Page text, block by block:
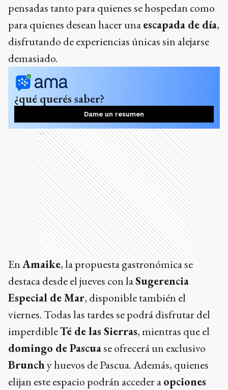
pensadas tanto para quienes se hospedan como
para quienes desean hacer unaescapada de día,
disfrutando de experiencias únicas sin alejarse
demasiado.
¿qué querés saber?
Dame un resumen
Ads
EnAmaike, la propuesta gastronómica se
destaca desde el jueves con laSugerencia
Especial de Mar, disponible también el
viernes. Todas las tardes se podrá disfrutar del
imperdibleTé de las Sierras, mientras que el
domingo de Pascuase ofrecerá un exclusivo
Brunchy huevos de Pascua. Además, quienes
elijan este espacio podrán acceder aopciones